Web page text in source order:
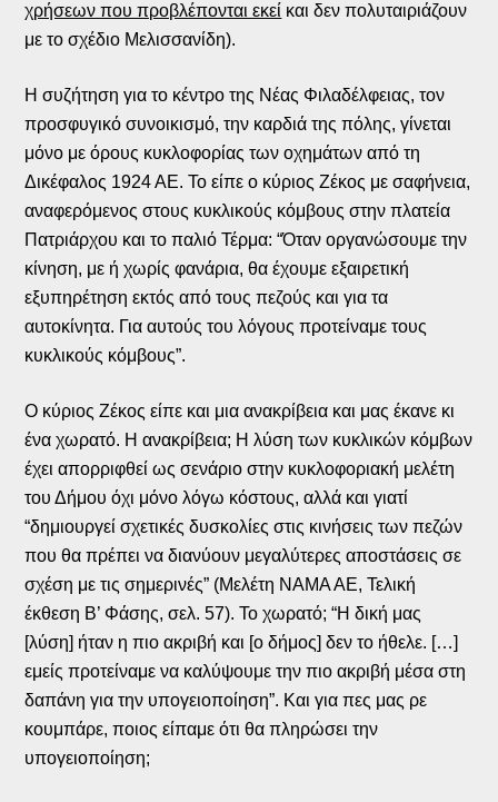
χρήσεων που προβλέπονται εκεί και δεν πολυταιριάζουν
με το σχέδιο Μελισσανίδη).
Η συζήτηση για το κέντρο της Νέας Φιλαδέλφειας, τον
προσφυγικό συνοικισμό, την καρδιά της πόλης, γίνεται
μόνο με όρους κυκλοφορίας των οχημάτων από τη
Δικέφαλος 1924 ΑΕ. Το είπε ο κύριος Ζέκος με σαφήνεια,
αναφερόμενος στους κυκλικούς κόμβους στην πλατεία
Πατριάρχου και το παλιό Τέρμα: “Όταν οργανώσουμε την
κίνηση, με ή χωρίς φανάρια, θα έχουμε εξαιρετική
εξυπηρέτηση εκτός από τους πεζούς και για τα
αυτοκίνητα. Για αυτούς του λόγους προτείναμε τους
κυκλικούς κόμβους”.
Ο κύριος Ζέκος είπε και μια ανακρίβεια και μας έκανε κι
ένα χωρατό. Η ανακρίβεια; Η λύση των κυκλικών κόμβων
έχει απορριφθεί ως σενάριο στην κυκλοφοριακή μελέτη
του Δήμου όχι μόνο λόγω κόστους, αλλά και γιατί
“δημιουργεί σχετικές δυσκολίες στις κινήσεις των πεζών
που θα πρέπει να διανύουν μεγαλύτερες αποστάσεις σε
σχέση με τις σημερινές” (Μελέτη ΝΑΜΑ ΑΕ, Τελική
έκθεση Β’ Φάσης, σελ. 57). Το χωρατό; “Η δική μας
[λύση] ήταν η πιο ακριβή και [ο δήμος] δεν το ήθελε. […]
εμείς προτείναμε να καλύψουμε την πιο ακριβή μέσα στη
δαπάνη για την υπογειοποίηση”. Και για πες μας ρε
κουμπάρε, ποιος είπαμε ότι θα πληρώσει την
υπογειοποίηση;